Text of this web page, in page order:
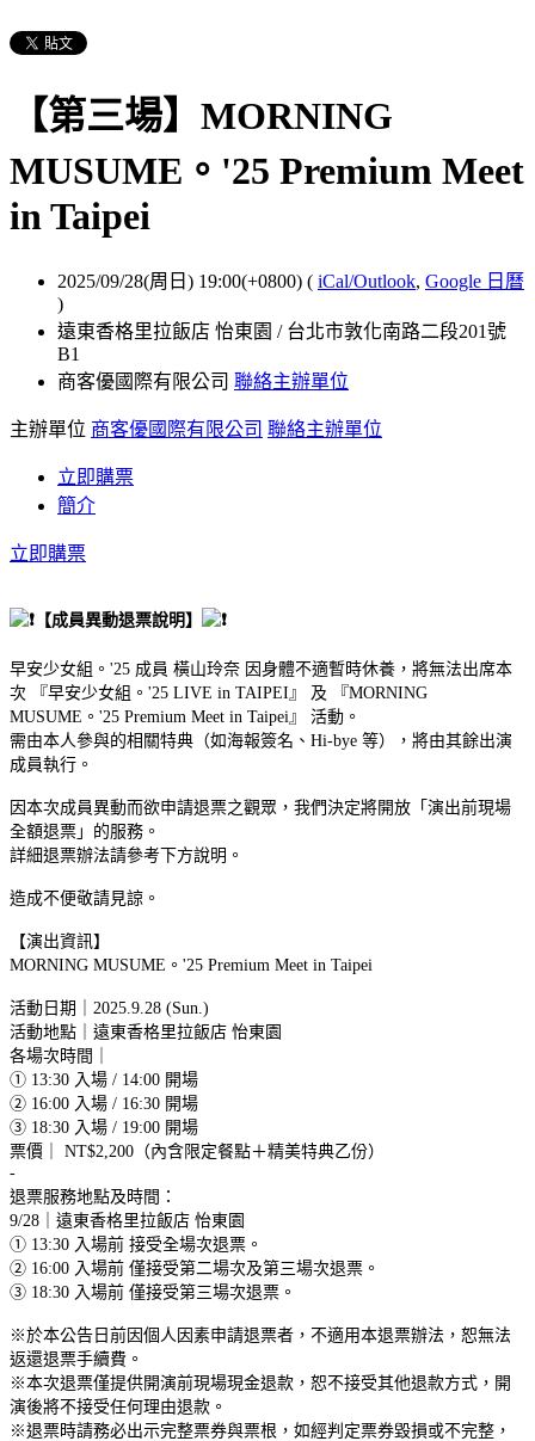
【第三場】MORNING
MUSUME。'25 Premium Meet
in Taipei
2025/09/28(周日) 19:00(+0800) ( iCal/Outlook, Google 日曆
)
遠東香格里拉飯店 怡東園 / 台北市敦化南路二段201號
B1
商客優國際有限公司 聯絡主辦單位
主辦單位 商客優國際有限公司 聯絡主辦單位
立即購票
簡介
立即購票
【成員異動退票說明】
早安少女組。'25 成員 橫山玲奈 因身體不適暫時休養，將無法出席本
次 『早安少女組。'25 LIVE in TAIPEI』 及 『MORNING
MUSUME。'25 Premium Meet in Taipei』 活動。
需由本人參與的相關特典（如海報簽名、Hi-bye 等），將由其餘出演
成員執行。
因本次成員異動而欲申請退票之觀眾，我們決定將開放「演出前現場
全額退票」的服務。
詳細退票辦法請參考下方說明。
造成不便敬請見諒。
【演出資訊】
MORNING MUSUME。'25 Premium Meet in Taipei
活動日期｜2025.9.28 (Sun.)
活動地點｜遠東香格里拉飯店 怡東園
各場次時間｜
① 13:30 入場 / 14:00 開場
② 16:00 入場 / 16:30 開場
③ 18:30 入場 / 19:00 開場
票價｜ NT$2,200（內含限定餐點＋精美特典乙份）
-
退票服務地點及時間：
9/28｜遠東香格里拉飯店 怡東園
① 13:30 入場前 接受全場次退票。
② 16:00 入場前 僅接受第二場次及第三場次退票。
③ 18:30 入場前 僅接受第三場次退票。
※於本公告日前因個人因素申請退票者，不適用本退票辦法，恕無法
返還退票手續費。
※本次退票僅提供開演前現場現金退款，恕不接受其他退款方式，開
演後將不接受任何理由退款。
※退票時請務必出示完整票券與票根，如經判定票券毀損或不完整，